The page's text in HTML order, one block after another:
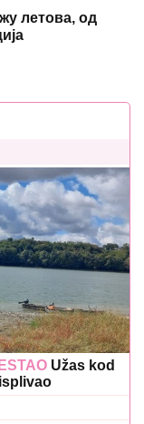
летова, од
Užas kod